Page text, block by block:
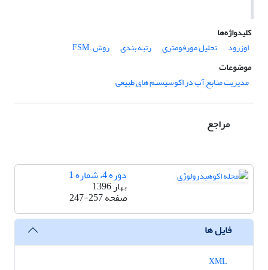
کلیدواژه‌ها
اوزرود
تحلیل مورفومتری رتبه ‏بندی
روش .FSM
موضوعات
مدیریت منابع آب در اکوسیستم های طبیعی
مراجع
دوره 4، شماره 1
بهار 1396
صفحه247-257
فایل ها